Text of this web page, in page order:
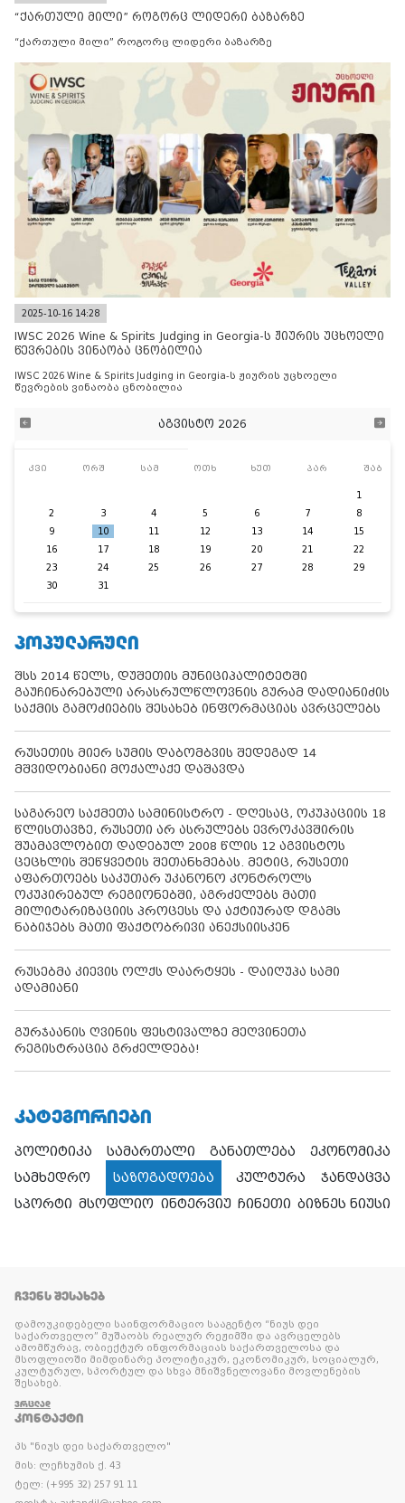
“ქართული მილი” როგორც ლიდერი ბაზარზე
“ქართული მილი” როგორც ლიდერი ბაზარზე
2025-10-16 14:28
IWSC 2026 Wine & Spirits Judging in Georgia-ს ჟიურის უცხოელი
წევრების ვინაობა ცნობილია
IWSC 2026 Wine & Spirits Judging in Georgia-ს ჟიურის უცხოელი
წევრების ვინაობა ცნობილია
აგვისტო 2026
კვი ორშ სამ ოთხ ხუთ პარ შაბ
1
2
3 4 5 6 7
8
9
10 11 12 13 14
15
16
17 18 19 20 21
22
23
24 25 26 27 28
29
30
31
ᲞᲝᲞᲣᲚᲐᲠᲣᲚᲘ
შსს 2014 წელს, დუშეთის მუნიციპალიტეტში
გაუჩინარებული არასრულწლოვნის გურამ დადიანიძის
საქმის გამოძიების შესახებ ინფორმაციას ავრცელებს
რუსეთის მიერ სუმის დაბომბვის შედეგად 14
მშვიდობიანი მოქალაქე დაშავდა
საგარეო საქმეთა სამინისტრო - დღესაც, ოკუპაციის 18
წლისთავზე, რუსეთი არ ასრულებს ევროკავშირის
შუამავლობით დადებულ 2008 წლის 12 აგვისტოს
ცეცხლის შეწყვეტის შეთანხმებას. მეტიც, რუსეთი
აფართოებს საკუთარ უკანონო კონტროლს
ოკუპირებულ რეგიონებში, აგრძელებს მათი
მილიტარიზაციის პროცესს და აქტიურად დგამს
ნაბიჯებს მათი ფაქტობრივი ანექსიისკენ
რუსებმა კიევის ოლქს დაარტყეს - დაიღუპა სამი
ადამიანი
გურჯაანის ღვინის ფესტივალზე მეღვინეთა
რეგისტრაცია გრძელდება!
ᲙᲐᲢᲔᲒᲝᲠᲘᲔᲑᲘ
პოლიტიკა სამართალი განათლება
ეკონომიკა
სამხედრო
საზოგადოება კულტურა
ჯანდაცვა
სპორტი მსოფლიო ინტერვიუ ჩინეთი ბიზნეს ნიუსი
ᲩᲕᲔᲜᲡ ᲨᲔᲡᲐᲮᲔᲑ
დამოუკიდებელი საინფორმაციო სააგენტო “ნიუს დეი
საქართველო” მუშაობს რეალურ რეჟიმში და ავრცელებს
ამომწურავ, ობიექტურ ინფორმაციას საქართველოსა და
მსოფლიოში მიმდინარე პოლიტიკურ, ეკონომიკურ, სოციალურ,
კულტურულ, სპორტულ და სხვა მნიშვნელოვანი მოვლენების
შესახებ.
ᲕᲠᲪᲚᲐᲓ
ᲙᲝᲜᲢᲐᲥᲢᲘ
პს "ნიუს დეი საქართველო"
მის: ლეჩხუმის ქ. 43
ტელ: (+995 32) 257 91 11